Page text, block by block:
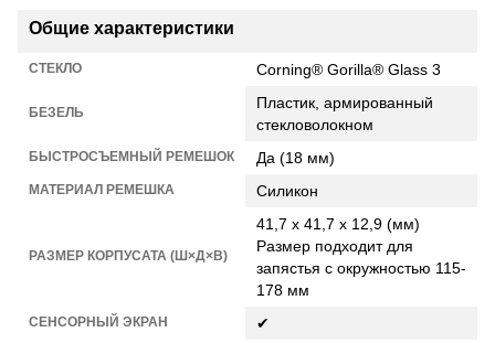
Общие характеристики
СТЕКЛО Corning® Gorilla® Glass 3
БЕЗЕЛЬ
Пластик, армированный
стекловолокном
БЫСТРОСЪЕМНЫЙ РЕМЕШОК Да (18 мм)
МАТЕРИАЛ РЕМЕШКА Силикон
РАЗМЕР КОРПУСАТА (Ш×Д×В)
41,7 x 41,7 x 12,9 (мм)
Размер подходит для
запястья с окружностью 115-
178 мм
СЕНСОРНЫЙ ЭКРАН ✔